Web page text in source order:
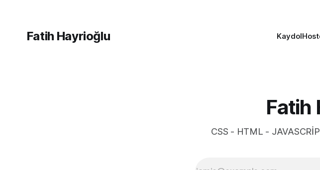
Fatih Hayrioğlu Kaydol
Fatih
CSS - HTML -